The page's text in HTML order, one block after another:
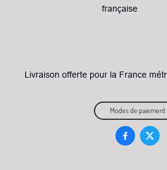
française
L ivraison offerte pour la France
Modes de paiement
 